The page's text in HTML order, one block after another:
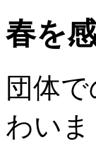
春を
団体
わいま